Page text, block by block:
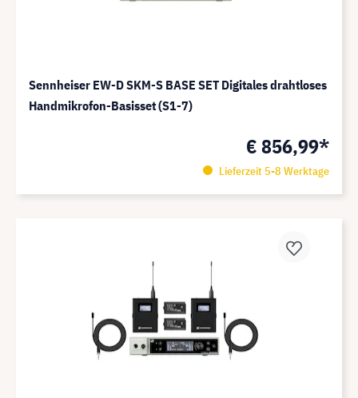
Sennheiser EW-D SKM-S BASE SET Digitales drahtloses
Handmikrofon-Basisset (S1-7)
€ 856,99*
Lieferzeit 5-8 Werktage